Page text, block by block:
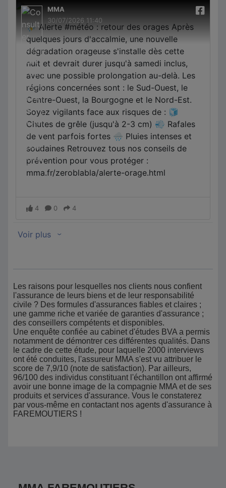
Les raisons pour lesquelles nos clients nous confient
l'assurance de leurs biens et de leur responsabilité
civile ? Des formules d'assurances fiables et claires ;
une gamme riche et variée de garanties d'assurance ;
des conseillers compétents et disponibles.
Une enquête confiée au cabinet d'études BVA a permis
notamment de démontrer ces différentes qualités. Dans
le cadre de cette étude, pour laquelle 2000 interviews
ont été conduites, l'assureur MMA s'est vu attribuer le
score de 7,9/10 (note de satisfaction). Par ailleurs,
96/100 des individus constituant l'échantillon ont affirmé
avoir une bonne image de la compagnie MMA et de ses
produits et services d'assurance. Vous le constaterez
par vous-même en contactant nos agents d'assurance à
FAREMOUTIERS !